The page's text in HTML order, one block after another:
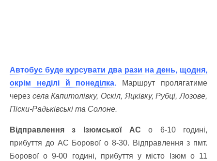
Автобус буде курсувати два рази на день, щодня,
окрім неділі й понеділка. Маршрут пролягатиме
через села Капитолівку, Оскіл, Яцківку, Рубці, Лозове,
Піски-Радьківські та Солоне.
Відправлення з Ізюмської АС о 6-10 годині,
прибуття до АС Борової о 8-30. Відправлення з пмт.
Борової о 9-00 годині, прибуття у місто Ізюм о 11